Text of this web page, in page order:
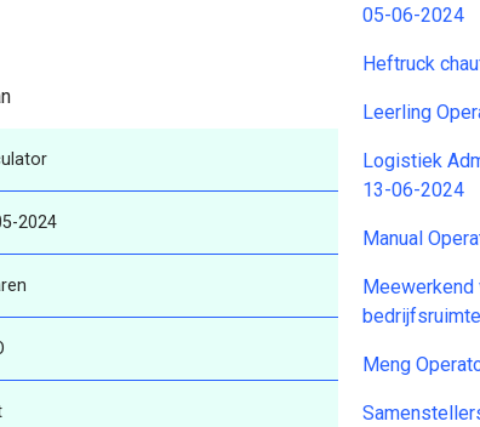
2024
05-06-2024
Heftruck
Leerling
Logistiek
13-06-2024
Manual
Meng